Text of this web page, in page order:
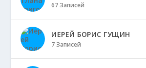
67 Записей
ИЕРЕЙ БОРИС ГУЩИН
7 Записей